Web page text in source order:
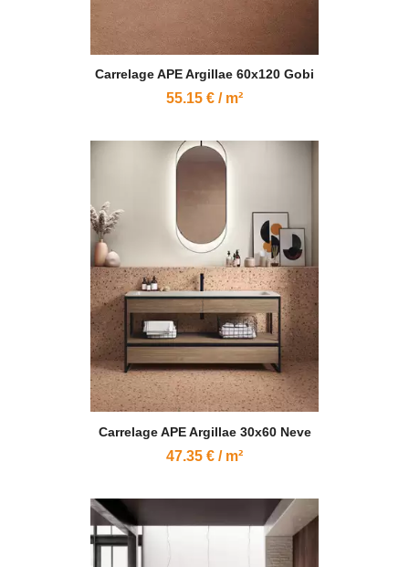
Carrelage APE Argillae 60x120 Gobi
55.15 € / m²
Carrelage APE Argillae 30x60 Neve
47.35 € / m²